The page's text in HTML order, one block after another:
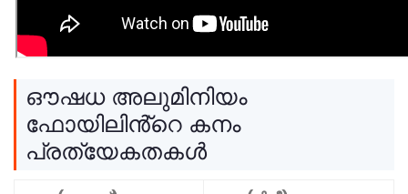
ഔഷധ അലുമിനിയം
ഫോയിലിൻ്റെ കനം
പ്രത്യേകതകൾ